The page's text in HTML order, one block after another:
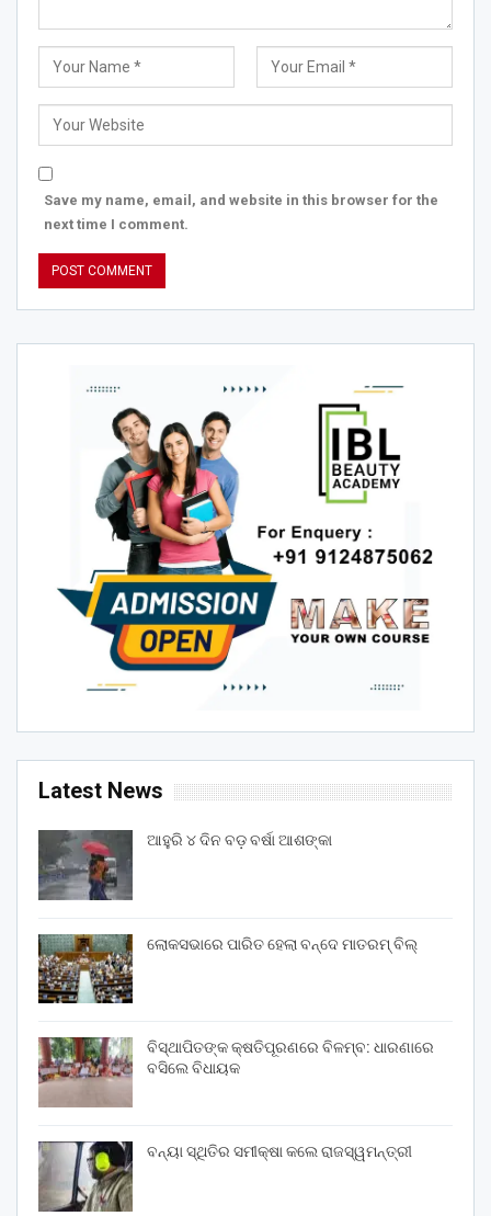
Save my name, email, and website in this browser for the
next time I comment.
Latest News
ଆହୁରି ୪ ଦିନ ବଡ଼ ବର୍ଷା ଆଶଙ୍କା
ଲୋକସଭାରେ ପାରିତ ହେଲା ବନ୍ଦେ ମାତରମ୍‌ ବିଲ୍‌
ବିସ୍ଥାପିତଙ୍କ କ୍ଷତିପୂରଣରେ ବିଳମ୍ବ: ଧାରଣାରେ
ବସିଲେ ବିଧାୟକ
ବନ୍ୟା ସ୍ଥିତିର ସମୀକ୍ଷା କଲେ ରାଜସ୍ୱମନ୍ତ୍ରୀ